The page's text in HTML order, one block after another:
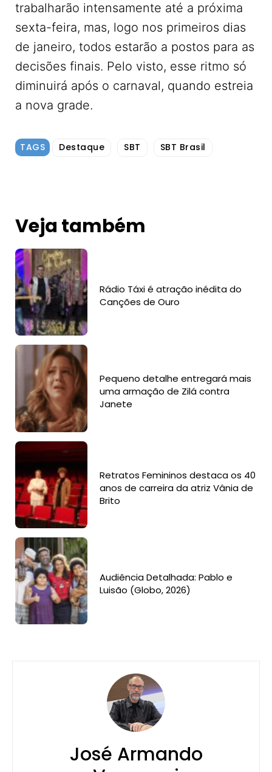
trabalharão intensamente até a próxima
sexta-feira, mas, logo nos primeiros dias
de janeiro, todos estarão a postos para as
decisões finais. Pelo visto, esse ritmo só
diminuirá após o carnaval, quando estreia
a nova grade.
TAGS Destaque SBT SBT Brasil
Veja também
Rádio Táxi é atração inédita do
Canções de Ouro
Pequeno detalhe entregará mais
uma armação de Zilá contra
Janete
Retratos Femininos destaca os 40
anos de carreira da atriz Vânia de
Brito
Audiência Detalhada: Pablo e
Luisão (Globo, 2026)
José Armando